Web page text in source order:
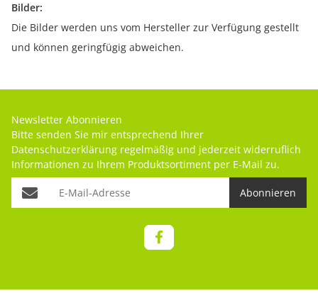
Bilder:
Die Bilder werden uns vom Hersteller zur Verfügung gestellt
und können geringfügig abweichen.
Newsletter Abonnieren
Bitte senden Sie mir entsprechend Ihrer
Datenschutzerklärung regelmäßig und jederzeit widerruflich
Informationen zu Ihrem Produktsortiment per E-Mail zu.
Abonnieren